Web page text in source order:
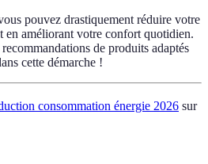
pouvez drastiquement réduire votre
en améliorant votre confort quotidien.
de produits adaptés
cette démarche !
consommation énergie 2026 sur